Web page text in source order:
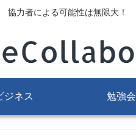
協力者による可能性は無限大！
ジネス 勉強会